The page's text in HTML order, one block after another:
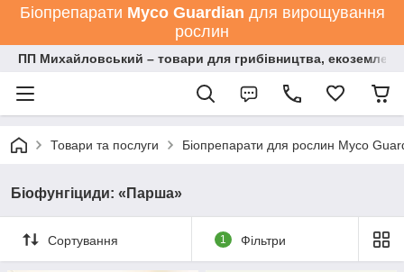
Біопрепарати Мyco Guardian для вирощування
рослин
ПП Михайловський – товари для грибівництва,
Товари та послуги Біопрепарати для рослин Myco
Біофунгіциди: «Парша»
Сортування 1 Фільтри